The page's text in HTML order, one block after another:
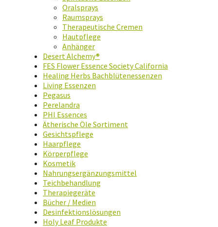
Oralsprays
Raumsprays
Therapeutische Cremen
Hautpflege
Anhänger
Desert Alchemy®
FES Flower Essence Society California
Healing Herbs Bachblütenessenzen
Living Essenzen
Pegasus
Perelandra
PHI Essences
Ätherische Öle Sortiment
Gesichtspflege
Haarpflege
Körperpflege
Kosmetik
Nahrungsergänzungsmittel
Teichbehandlung
Therapiegeräte
Bücher / Medien
Desinfektionslösungen
Holy Leaf Produkte